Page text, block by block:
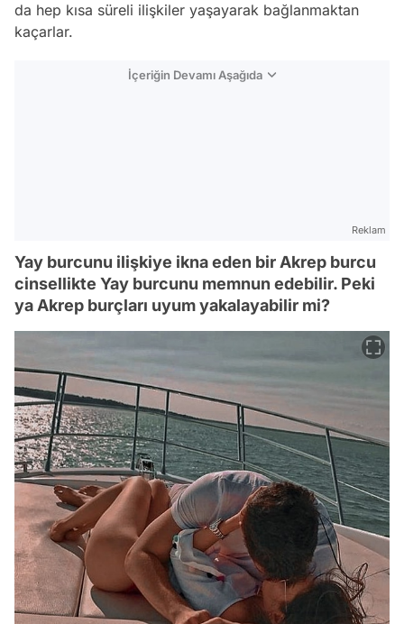
da hep kısa süreli ilişkiler yaşayarak bağlanmaktan
kaçarlar.
İçeriğin Devamı Aşağıda
Reklam
Yay burcunu ilişkiye ikna eden bir Akrep burcu
cinsellikte Yay burcunu memnun edebilir. Peki
ya Akrep burçları uyum yakalayabilir mi?